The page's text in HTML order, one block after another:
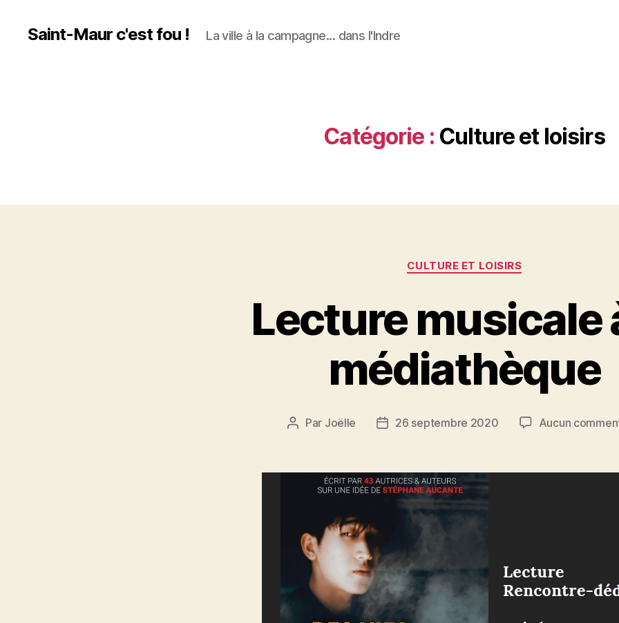
Saint-Maur c'est fou ! La ville à la campagne... dans l'Indre
Catégorie : Culture et loisirs
Catégories
CULTURE ET LOISIRS
Lecture musicale
médiathèque
Auteur
Par Joëlle
Date26 septembre 2020 Aucun